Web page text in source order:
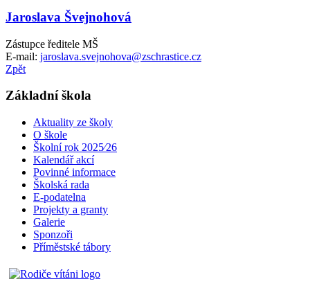
Jaroslava Švejnohová
Zástupce ředitele MŠ
E-mail: jaroslava.svejnohova@zschrastice.cz
Zpět
Základní škola
Aktuality ze školy
O škole
Školní rok 2025⁄26
Kalendář akcí
Povinné informace
Školská rada
E-podatelna
Projekty a granty
Galerie
Sponzoři
Příměstské tábory